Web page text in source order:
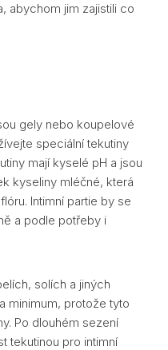
abychom jim zajistili co
gely nebo koupelové
speciální tekutiny
mají kyselé pH a jsou
kyseliny mléčné, která
Intimní partie by se
a podle potřeby i
solích a jiných
minimum, protože tyto
Po dlouhém sezení
tekutinou pro intimní